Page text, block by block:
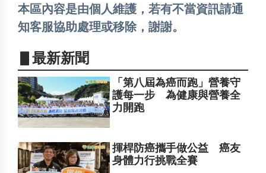
本區內容是由個人維護，若有不當資訊請通
知客服協助處理或移除，謝謝。
▋最新新聞
「第八屆為癌而跑」營養守
護每一步 為健康與營養全
力開跑
揮桿防癌攜手做公益 癌友
身體力行挑戰全賽